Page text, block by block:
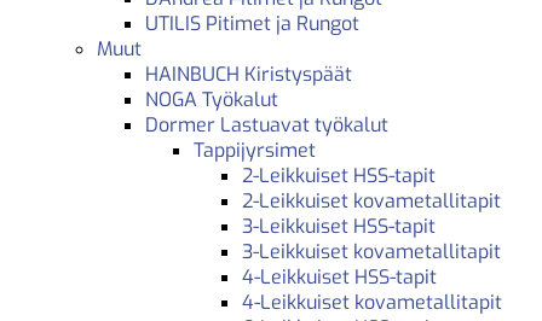
UTILIS Pitimet ja Rungot
Muut
HAINBUCH Kiristyspäät
NOGA Työkalut
Dormer Lastuavat työkalut
Tappijyrsimet
2-Leikkuiset HSS-tapit
2-Leikkuiset kovametallitapit
3-Leikkuiset HSS-tapit
3-Leikkuiset kovametallitapit
4-Leikkuiset HSS-tapit
4-Leikkuiset kovametallitapit